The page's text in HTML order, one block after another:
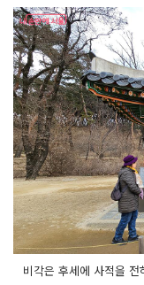
비각은 후세에 사적을